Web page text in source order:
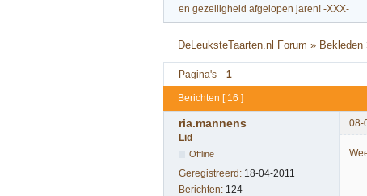
en gezelligheid afgelopen jaren! -XXX-
DeLeuksteTaarten.nl Forum » Bekleden
Pagina's 1
Berichten [ 16 ]
ria.mannens
08-
Lid
Offline
Geregistreerd: 18-04-2011
Berichten: 124